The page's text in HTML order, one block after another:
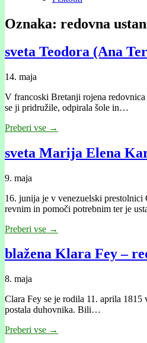
Oznaka: redovna
sveta Teodora (Ana
14. maja
V francoski Bretanji rojena
se ji pridružile, odpirala šole in…
Preberi vse →
sveta Marija Elena
9. maja
16. junija je v venezuelski prestolnici
revnim in pomoči potrebnim ter je
Preberi vse →
blažena Klara Fey –
8. maja
Clara Fey se je rodila 11. aprila
postala duhovnika. Bili…
Preberi vse →